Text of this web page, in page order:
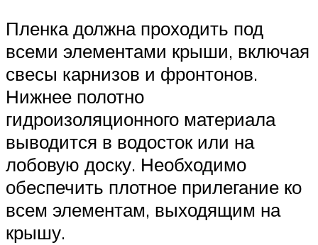
Пленка должна проходить под
всеми элементами крыши, включая
свесы карнизов и фронтонов.
Нижнее полотно
гидроизоляционного материала
выводится в водосток или на
лобовую доску. Необходимо
обеспечить плотное прилегание ко
всем элементам, выходящим на
крышу.